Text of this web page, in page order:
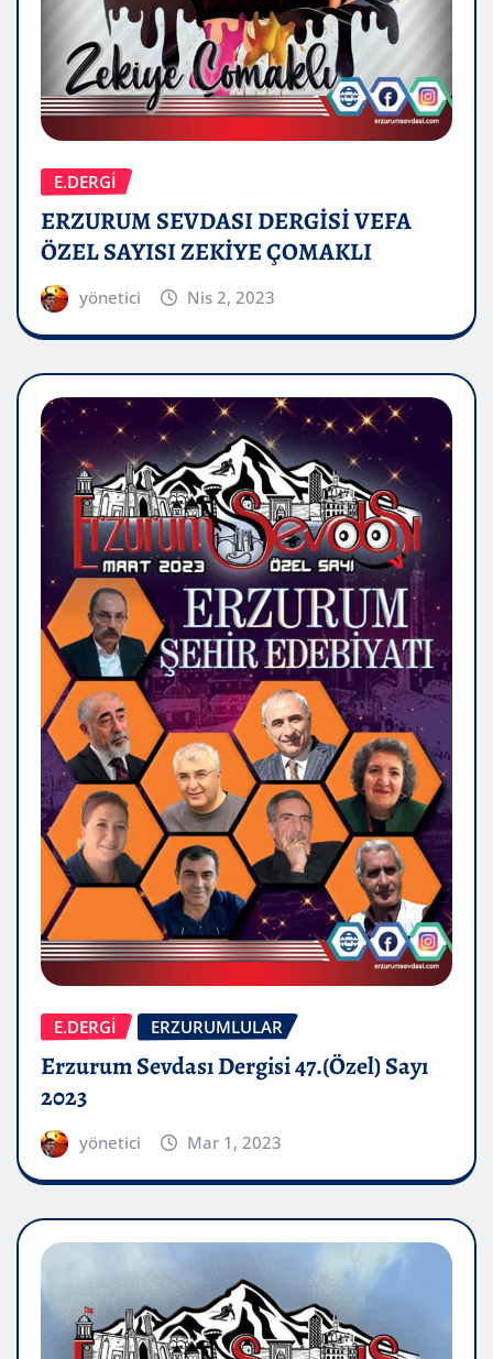
E.DERGİ
ERZURUM SEVDASI DERGİSİ VEFA
ÖZEL SAYISI ZEKİYE ÇOMAKLI
yönetici Nis 2, 2023
E.DERGİ ERZURUMLULAR
Erzurum Sevdası Dergisi 47.(Özel) Sayı
2023
yönetici Mar 1, 2023